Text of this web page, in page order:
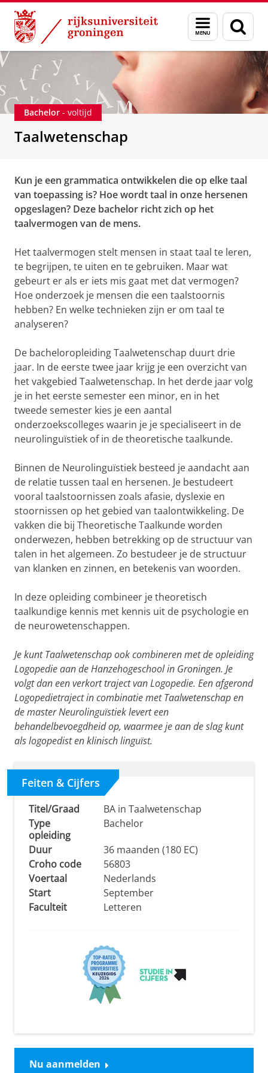
Skip
Content
Skip
Navigation
Menu
en
zoeken
Onderwijs Bacheloropleidingen Taalwetenschap
Bachelor - voltijd
Taalwetenschap
Kun je een grammatica ontwikkelen die op elke taal
van toepassing is? Hoe wordt taal in onze hersenen
opgeslagen? Deze bachelor richt zich op het
taalvermogen van de mens.
Het taalvermogen stelt mensen in staat taal te leren,
te begrijpen, te uiten en te gebruiken. Maar wat
gebeurt er als er iets mis gaat met dat vermogen?
Hoe onderzoek je mensen die een taalstoornis
hebben? En welke technieken zijn er om taal te
analyseren?
De bacheloropleiding Taalwetenschap duurt drie
jaar. In de eerste twee jaar krijg je een overzicht van
het vakgebied Taalwetenschap. In het derde jaar volg
je in het eerste semester een minor, en in het
tweede semester kies je een aantal
onderzoekscolleges waarin je je specialiseert in de
neurolinguïstiek of in de theoretische taalkunde.
Binnen de Neurolinguïstiek besteed je aandacht aan
de relatie tussen taal en hersenen. Je bestudeert
vooral taalstoornissen zoals afasie, dyslexie en
stoornissen op het gebied van taalontwikkeling. De
vakken die bij Theoretische Taalkunde worden
onderwezen, hebben betrekking op de structuur van
talen in het algemeen. Zo bestudeer je de structuur
van klanken en zinnen, en betekenis van woorden.
In deze opleiding combineer je theoretisch
taalkundige kennis met kennis uit de psychologie en
de neurowetenschappen.
Je kunt Taalwetenschap ook combineren met de opleiding
Logopedie aan de Hanzehogeschool in Groningen. Je
volgt dan een verkort traject van Logopedie. Een afgerond
Logopedietraject in combinatie met Taalwetenschap en
de master Neurolinguïstiek levert een
behandelbevoegdheid op, waarmee je aan de slag kunt
als logopedist en klinisch linguïst.
Feiten & Cijfers
Titel/Graad
BA in Taalwetenschap
Type
opleiding
Bachelor
Duur
36 maanden (180 EC)
Croho code
56803
Voertaal
Nederlands
Start
September
Faculteit
Letteren
Nu aanmelden